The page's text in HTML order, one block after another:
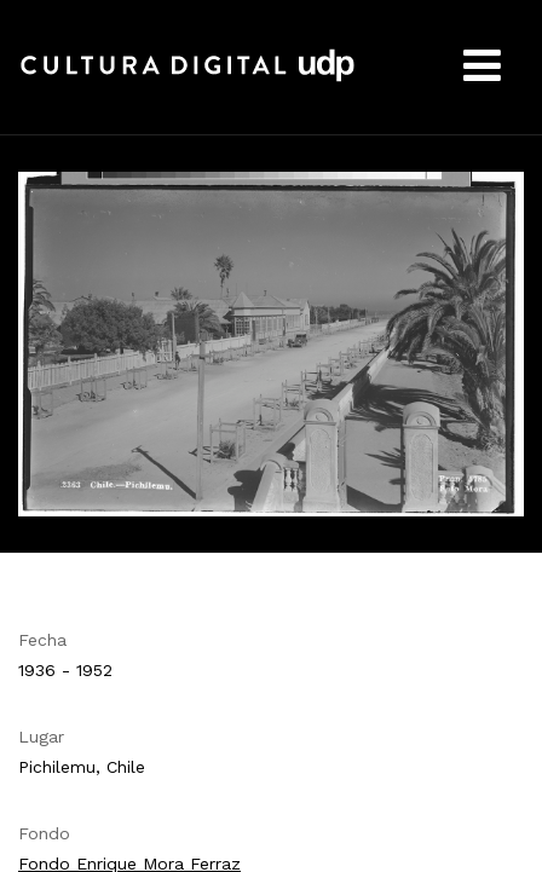
Fecha
1936 - 1952
Lugar
Pichilemu, Chile
Fondo
Fondo Enrique Mora Ferraz